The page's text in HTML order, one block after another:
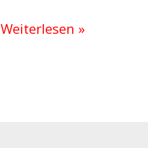
Weiterlesen »